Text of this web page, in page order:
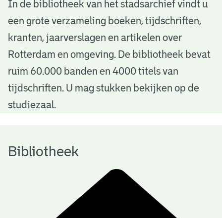
B
b
o
h
In de bibliotheek van het stadsarchief vindt u
een grote verzameling boeken, tijdschriften,
kranten, jaarverslagen en artikelen over
Rotterdam en omgeving. De bibliotheek bevat
ruim 60.000 banden en 4000 titels van
tijdschriften. U mag stukken bekijken op de
studiezaal.
Bibliotheek